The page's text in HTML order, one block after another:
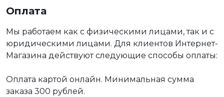
Оплата
Мы работаем как с физическими лицами, так и с
юридическими лицами. Для клиентов Интернет-
Магазина действуют следующие способы оплаты:
Оплата картой онлайн. Минимальная сумма
заказа 300 рублей.